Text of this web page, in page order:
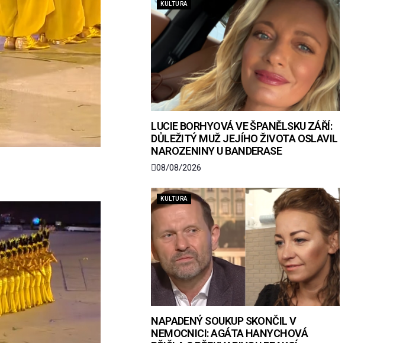
KULTURA
LUCIE BORHYOVÁ VE ŠPANĚLSKU ZÁŘÍ:
DŮLEŽITÝ MUŽ JEJÍHO ŽIVOTA OSLAVIL
NAROZENINY U BANDERASE
08/08/2026
KULTURA
NAPADENÝ SOUKUP SKONČIL V
NEMOCNICI: AGÁTA HANYCHOVÁ